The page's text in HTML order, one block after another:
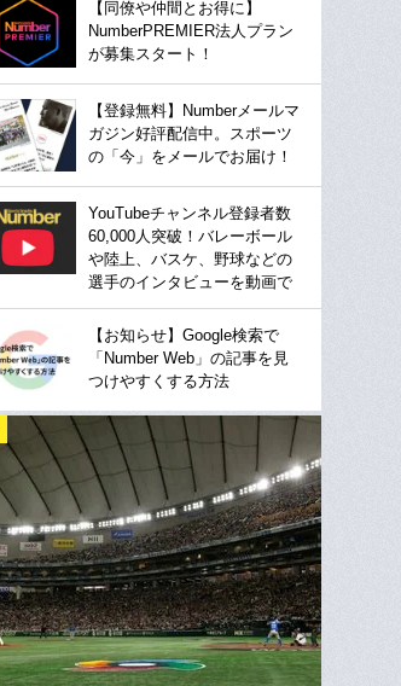
【同僚や仲間とお得に】
NumberPREMIER法人プラン
が募集スタート！
【登録無料】Numberメールマ
ガジン好評配信中。スポーツ
の「今」をメールでお届け！
YouTubeチャンネル登録者数
60,000人突破！バレーボール
や陸上、バスケ、野球などの
選手のインタビューを動画で
【お知らせ】Google検索で
「Number Web」の記事を見
つけやすくする方法